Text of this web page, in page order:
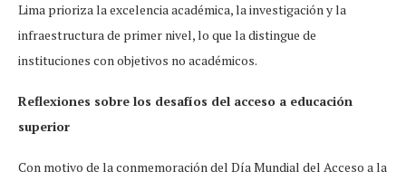
Lima prioriza la excelencia académica, la investigación y la
infraestructura de primer nivel, lo que la distingue de
instituciones con objetivos no académicos.
Reflexiones sobre los desafíos del acceso a educación
superior
Con motivo de la conmemoración del Día Mundial del Acceso a la